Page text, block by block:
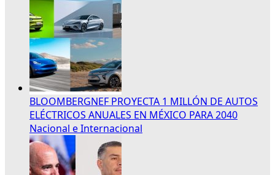
BLOOMBERGNEF PROYECTA 1 MILLÓN DE AUTOS
ELÉCTRICOS ANUALES EN MÉXICO PARA 2040
Nacional e Internacional